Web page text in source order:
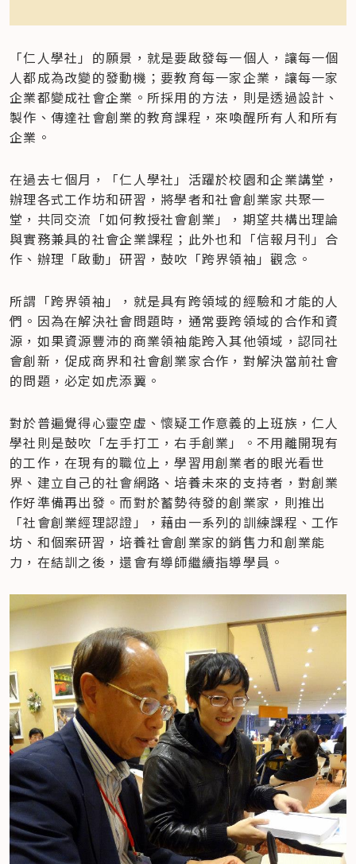
「仁人學社」的願景，就是要啟發每一個人，讓每一個
人都成為改變的發動機；要教育每一家企業，讓每一家
企業都變成社會企業。所採用的方法，則是透過設計、
製作、傳達社會創業的教育課程，來喚醒所有人和所有
企業。
在過去七個月，「仁人學社」活躍於校園和企業講堂，
辦理各式工作坊和研習，將學者和社會創業家共聚一
堂，共同交流「如何教授社會創業」，期望共構出理論
與實務兼具的社會企業課程；此外也和「信報月刊」合
作、辦理「啟動」研習，鼓吹「跨界領袖」觀念。
所謂「跨界領袖」，就是具有跨領域的經驗和才能的人
們。因為在解決社會問題時，通常要跨領域的合作和資
源，如果資源豐沛的商業領袖能跨入其他領域，認同社
會創新，促成商界和社會創業家合作，對解決當前社會
的問題，必定如虎添翼。
對於普遍覺得心靈空虛、懷疑工作意義的上班族，仁人
學社則是鼓吹「左手打工，右手創業」。不用離開現有
的工作，在現有的職位上，學習用創業者的眼光看世
界、建立自己的社會網路、培養未來的支持者，對創業
作好準備再出發。而對於蓄勢待發的創業家，則推出
「社會創業經理認證」，藉由一系列的訓練課程、工作
坊、和個案研習，培養社會創業家的銷售力和創業能
力，在結訓之後，還會有導師繼續指導學員。